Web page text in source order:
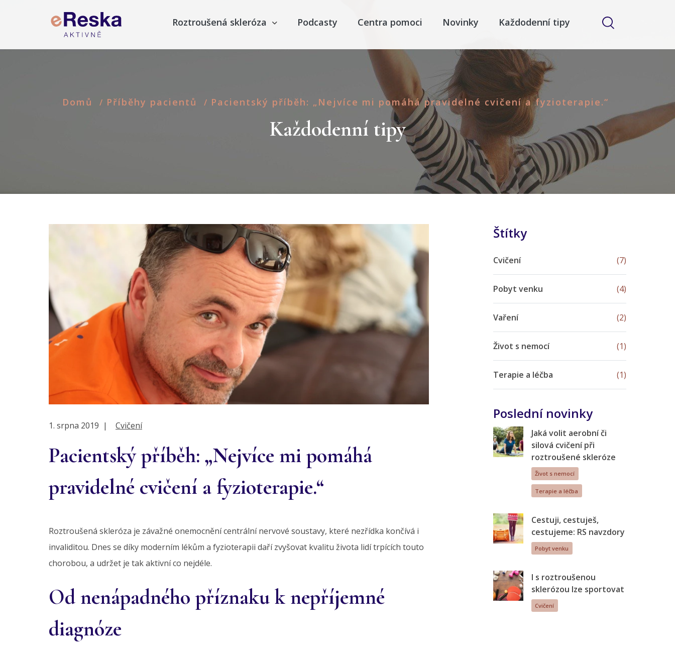
Roztroušená skleróza Podcasty Centra pomoci Novinky Každodenní tipy
Domů / Příběhy pacientů / Pacientský příběh: „Nejvíce mi pomáhá pravidelné cvičení a fyzioterapie.“
Každodenní tipy
1. srpna 2019 | Cvičení
Pacientský příběh: „Nejvíce mi pomáhá
pravidelné cvičení a fyzioterapie.“
Roztroušená skleróza je závažné onemocnění centrální nervové soustavy, které nezřídka končívá i
invaliditou. Dnes se díky moderním lékům a fyzioterapii daří zvyšovat kvalitu života lidí trpících touto
chorobou, a udržet je tak aktivní co nejdéle.
Od nenápadného příznaku k nepříjemné
diagnóze
Štítky
Cvičení (7)
Pobyt venku (4)
Vaření (2)
Život s nemocí (1)
Terapie a léčba (1)
Poslední novinky
Jaká volit aerobní či
silová cvičení při
roztroušené skleróze
Život s nemocí
Terapie a léčba
Cestuji, cestuješ,
cestujeme: RS navzdory
Pobyt venku
I s roztroušenou
sklerózou lze sportovat
Cvičení